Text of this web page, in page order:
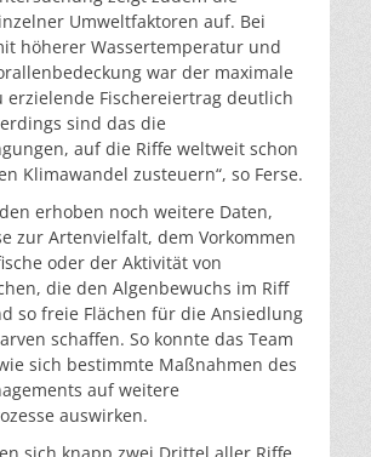
Umweltfaktoren auf. Bei
höherer Wassertemperatur und
war der maximale
erzielende Fischereiertrag deutlich
sind das die
auf die Riffe weltweit schon
Klimawandel zusteuern“, so Ferse.
erhoben noch weitere Daten,
zur Artenvielfalt, dem Vorkommen
oder der Aktivität von
die den Algenbewuchs im Riff
so freie Flächen für die Ansiedlung
schaffen. So konnte das Team
sich bestimmte Maßnahmen des
auf weitere
auswirken.